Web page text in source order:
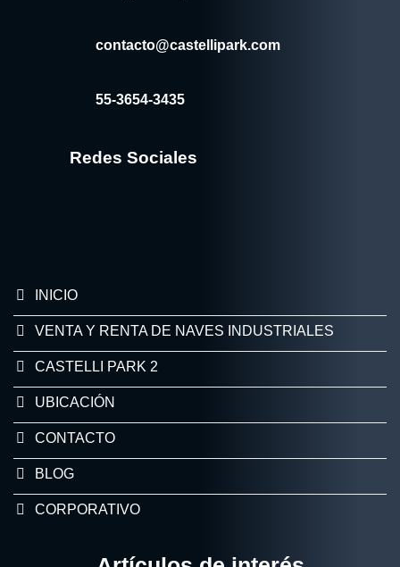
contacto@castellipark.com
55-3654-3435
Redes Sociales
INICIO
VENTA Y RENTA DE NAVES INDUSTRIALES
CASTELLI PARK 2
UBICACIÓN
CONTACTO
BLOG
CORPORATIVO